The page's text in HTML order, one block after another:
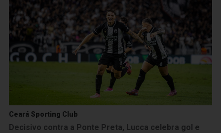
Ceará Sporting Club
Decisivo contra a Ponte Preta, Lucca celebra gol e